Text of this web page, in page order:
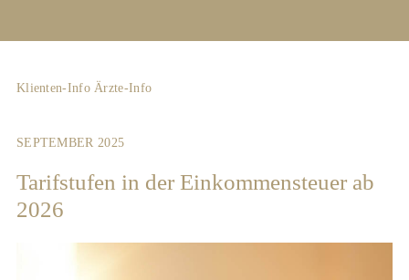
Klienten-Info Ärzte-Info
SEPTEMBER 2025
Tarifstufen in der Einkommensteuer ab
2026